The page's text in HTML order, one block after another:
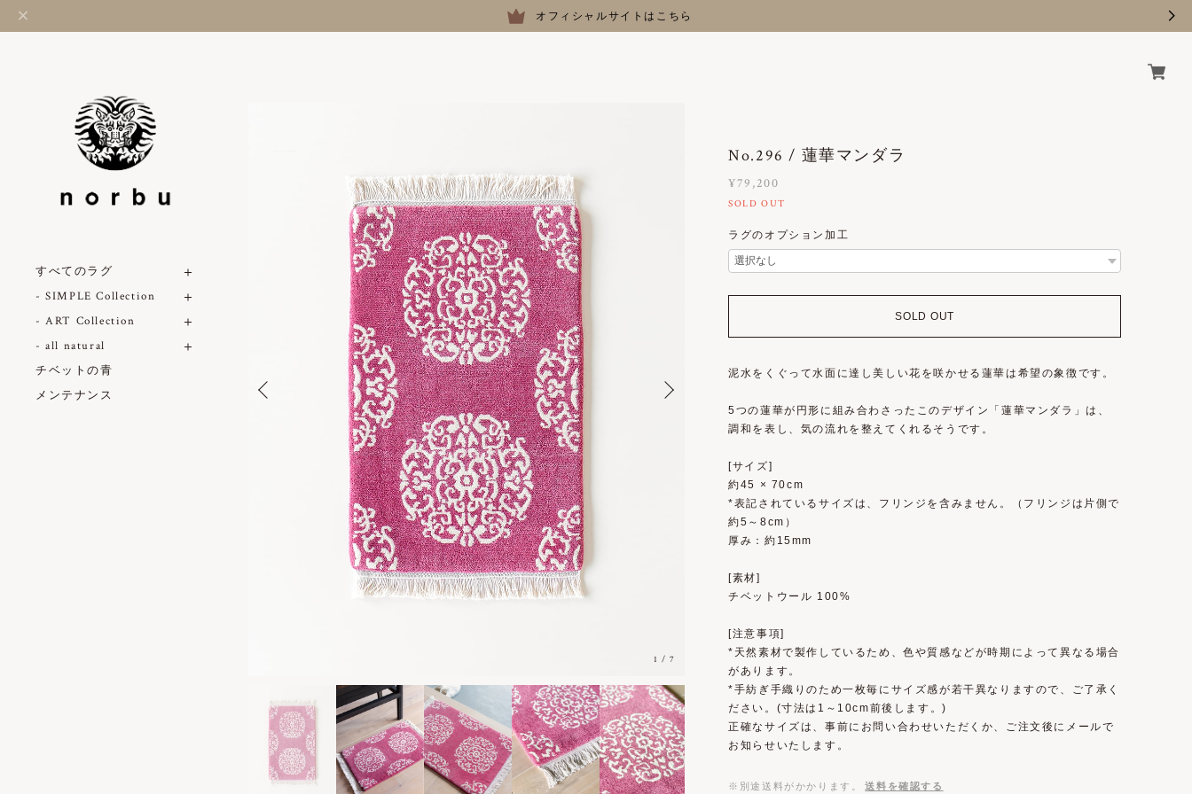
オフィシャルサイトはこちら
すべてのラグ
- SIMPLE Collection
- ART Collection
- all natural
チベットの青
メンテナンス
1 /7
No.296 / 蓮華マンダラ
¥79,200
SOLD OUT
ラグのオプション加工
SOLD OUT
泥水をくぐって水面に達し美しい花を咲かせる蓮華は希望の象徴です。
5つの蓮華が円形に組み合わさったこのデザイン「蓮華マンダラ」は、
調和を表し、気の流れを整えてくれるそうです。
[サイズ]
約45 × 70cm
*表記されているサイズは、フリンジを含みません。（フリンジは片側で
約5～8cm）
厚み：約15mm
[素材]
チベットウール 100%
[注意事項]
*天然素材で製作しているため、色や質感などが時期によって異なる場合
があります。
*手紡ぎ手織りのため一枚毎にサイズ感が若干異なりますので、ご了承く
ださい。(寸法は1～10cm前後します。)
正確なサイズは、事前にお問い合わせいただくか、ご注文後にメールで
お知らせいたします。
※別途送料がかかります。 送料を確認する